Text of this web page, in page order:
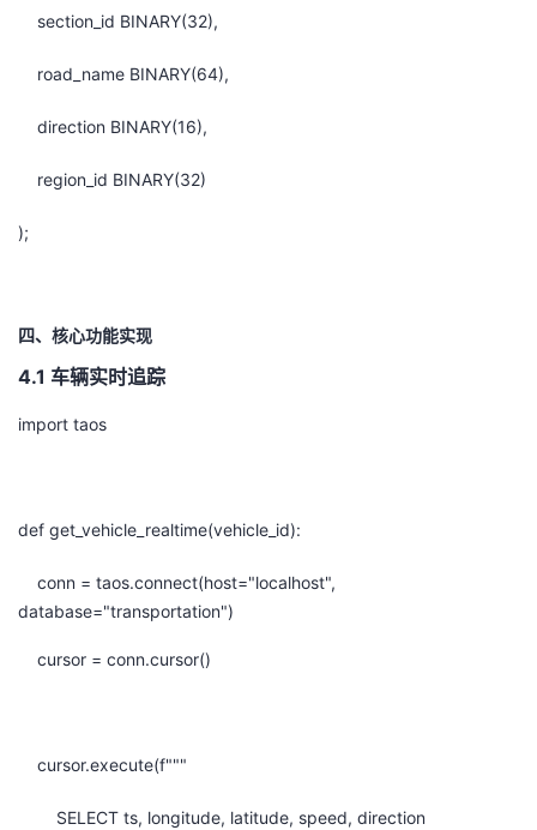
section_id BINARY(32),
road_name BINARY(64),
direction BINARY(16),
region_id BINARY(32)
);
四、核心功能实现
4.1 车辆实时追踪
import taos
def get_vehicle_realtime(vehicle_id):
conn = taos.connect(host="localhost",
database="transportation")
cursor = conn.cursor()
cursor.execute(f"""
SELECT ts, longitude, latitude, speed, direction